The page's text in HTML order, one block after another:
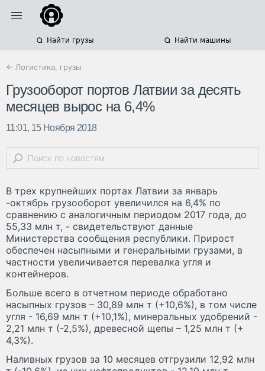
Найти грузы Найти машины
← Логистика, грузы
Грузооборот портов Латвии за десять
месяцев вырос на 6,4%
11:01, 15 Ноября 2018
В трех крупнейших портах Латвии за январь
-октябрь грузооборот увеличился на 6,4% по
сравнению с аналогичным периодом 2017 года, до
55,33 млн т, - свидетельствуют данные
Министерства сообщения республики. Прирост
обеспечен насыпными и генеральными грузами, в
частности увеличивается перевалка угля и
контейнеров.
Больше всего в отчетном периоде обработано
насыпных грузов – 30,89 млн т (+10,6%), в том числе
угля - 16,69 млн т (+10,1%), минеральных удобрений -
2,21 млн т (-2,5%), древесной щепы – 1,25 млн т (+
4,3%).
Наливных грузов за 10 месяцев отгрузили 12,92 млн